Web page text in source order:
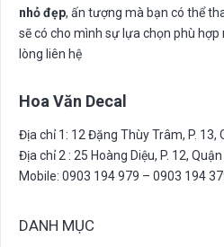
nhỏ đẹp, ấn tượng mà bạn có thể
sẽ có cho mình sự lựa chọn phù
lòng liên hệ
Hoa Văn Decal
Địa chỉ 1: 12 Đặng Thùy Trâm, P. 13,
Địa chỉ 2 : 25 Hoàng Diệu, P. 12, Quận
Mobile: 0903 194 979 – 0903 194
DANH MỤC